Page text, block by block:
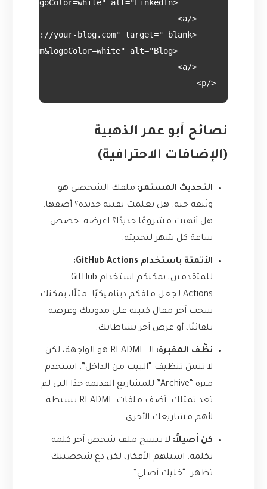
</p>
نصائح أبو عمر الذهبية
(الإضافات الاحترافية)
التحديث المستمر: ملفك الشخصي هو
وثيقة حية. هل تعلمت تقنية جديدة؟ أضفها.
هل أنهيت مشروعًا جديدًا؟ اعرضه. خصص
ساعة كل شهر لتحديثه.
الأتمتة باستخدام GitHub Actions:
للمتقدمين، يمكنكم استخدام GitHub
Actions لجعل ملفكم ديناميكيًا. مثلًا، يمكنك
سحب آخر مقال كتبته على مدونتك وعرضه
تلقائيًا، أو عرض آخر نشاطاتك.
نظّف المقبرة:
الـ README هو الواجهة، لكن
لا تنسَ تنظيف “البيت من الداخل”. استخدم
ميزة “Archive” للمشاريع القديمة جدًا التي لم
تعد تمثلك. أضف ملفات README بسيطة
لأهم مشاريعك الأخرى.
كن أصيلاً: لا تنسخ ملف شخص آخر كلمة
بكلمة. استلهم الأفكار، لكن دع شخصيتك
تظهر. “خليك أصلي”.